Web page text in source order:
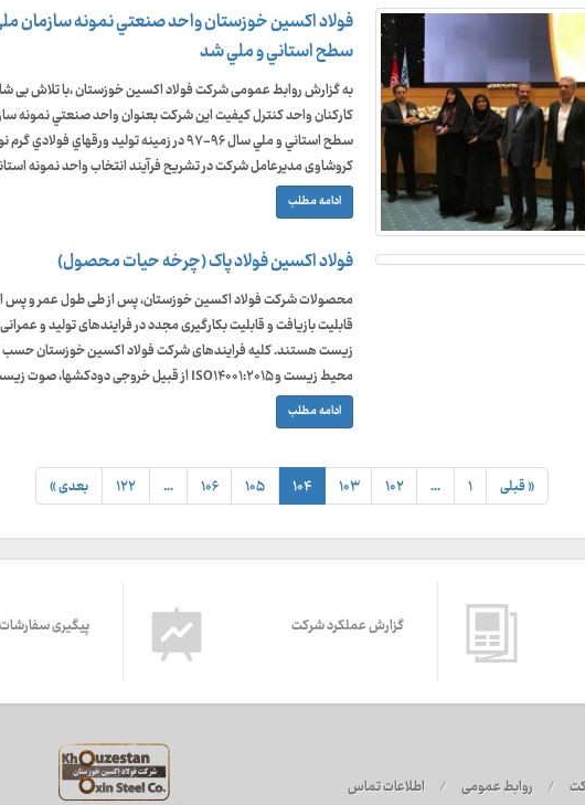
فولاد اكسين خوزستان واحد صنعتي نمونه سازمان
سطح استاني و ملي شد
به گزارش روابط عمومی شرکت فولاد اکسین خوزستان ،با تلاش بی
کارکنان واحد کنترل کیفیت این شرکت بعنوان واحد صنعتي نمونه
سطح استاني و ملي سال ۹۶-۹۷ در زمينه توليد ورقهاي
کروشاوی مدیرعامل شرکت در تشریح فرآیند انتخاب واحد نمونه
ادامه مطلب
فولاد اکسین فولاد پاک (چرخه حیات محصول)
محصولات شرکت فولاد اکسین خوزستان، پس از طی طول عمر و پس
قابلیت بازیافت و قابلیت بکارگیری مجدد در فرایندهای تولید و
زیست هستند. کلیه فرایندهای شرکت فولاد اکسین خوزستان حسب
محیط زیست و ISO۱۴۰۰۱:۲۰۱۵ از قبیل خروجی دودکشها، صوت زیست محیطی، […]
ادامه مطلب
« قبلی ۱ … ۱۰۲ ۱۰۳ ۱۰۴ ۱۰۵ ۱۰۶ … ۱۲۲ بعدی »
گزارش عملکرد شرکت پیگیری سفارشات
/ روابط عمومی / اطلاعات تماس